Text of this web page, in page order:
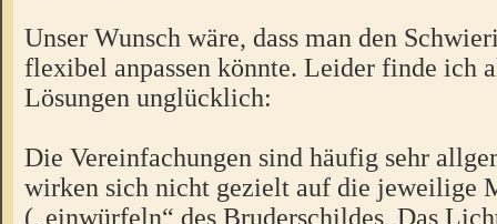
Unser Wunsch wäre, dass man den
flexibel anpassen könnte. Leider finde ich
Lösungen unglücklich:
Die Vereinfachungen sind häufig sehr
wirken sich nicht gezielt auf die jeweilige
(„einwürfeln“ des Bruderschildes, Das